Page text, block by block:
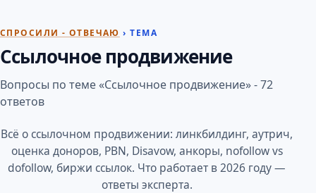
СПРОСИЛИ - ОТВЕЧАЮ › ТЕМА
Ссылочное продвижение
Вопросы по теме «Ссылочное продвижение» - 72
ответов
Всё о ссылочном продвижении: линкбилдинг, аутрич,
оценка доноров, PBN, Disavow, анкоры, nofollow vs
dofollow, биржи ссылок. Что работает в 2026 году —
ответы эксперта.